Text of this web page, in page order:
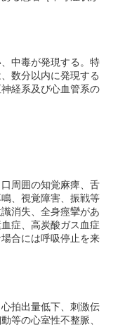
中毒が発現する。特
数分以内に発現する
経系及び心血管系の
周囲の知覚麻痺、舌
、視覚障害、振戦等
消失、全身痙攣があ
症、高炭酸ガス血症
合には呼吸停止を来
拍出量低下、刺激伝
等の心室性不整脈、